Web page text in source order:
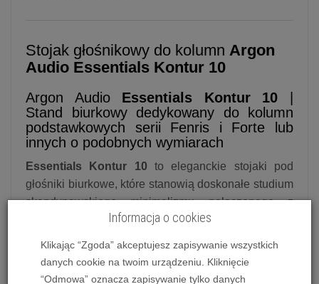
Stojak głośnikowy do kolumn Argon
Audio Essentials Kontur 10
Argon Audio Essentials Kontur 10
Stand biurkowy dedykowany do kolumn
podstawkowych serii Fenris i Forte lub
innych o podobnych wymiarach
Essentials Kontur 10 to eleganckie stojaki pod
głośniki biurkowe, które stanowią doskonałe studium
skandynawskiego minimalizmu połączonego z
inżynierią akustyczną. Zaprojektowane, aby
bliskiego pola, stojaki te łączą surową estetykę
czarnej, proszkowo malowanej stali z praktycznymi
Informacja o cookies
Klikając “Zgoda” akceptujesz zapisywanie wszystkich
danych cookie na twoim urządzeniu. Kliknięcie
“Odmowa” oznacza zapisywanie tylko danych